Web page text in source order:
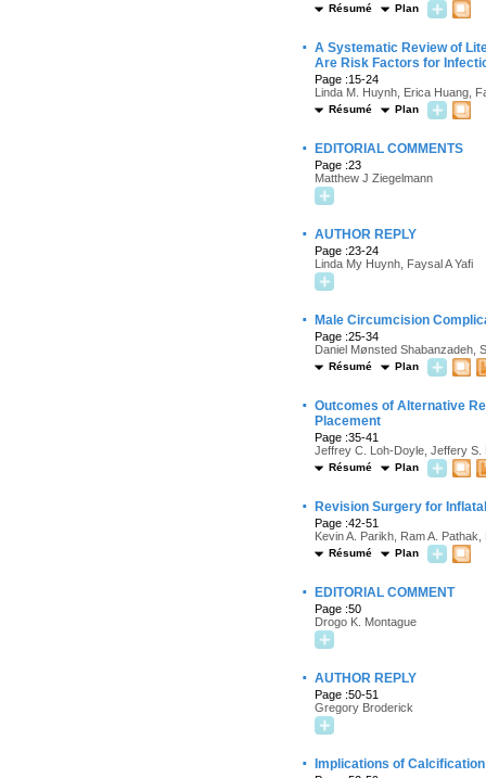
Résumé Plan
· A Systematic Review of
Are Risk Factors for
Page :15-24
Linda M. Huynh, Erica Huang,
Résumé Plan
· EDITORIAL COMMENTS
Page :23
Matthew J Ziegelmann
· AUTHOR REPLY
Page :23-24
Linda My Huynh, Faysal A Yafi
· Male Circumcision
Page :25-34
Daniel Mønsted Shabanzadeh,
Résumé Plan
· Outcomes of Alternative
Placement
Page :35-41
Jeffrey C. Loh-Doyle, Jeffery S.
Résumé Plan
· Revision Surgery for
Page :42-51
Kevin A. Parikh, Ram A.
Résumé Plan
· EDITORIAL COMMENT
Page :50
Drogo K. Montague
· AUTHOR REPLY
Page :50-51
Gregory Broderick
· Implications of